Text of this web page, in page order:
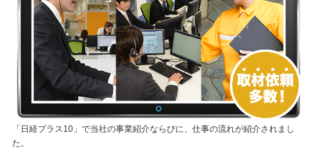
「日経プラス10」で当社の事業紹介ならびに、仕事の流れが紹介されまし
た。